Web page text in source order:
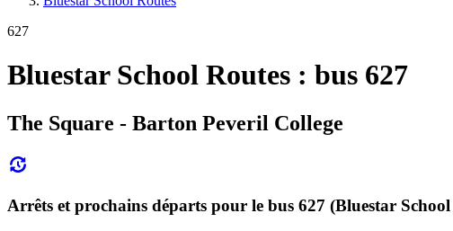
627
Bluestar School Routes : bus 627
The Square - Barton Peveril College
Arrêts et prochains départs pour le bus 627 (Bluestar School